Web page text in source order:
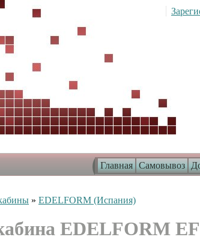
Главная Самовывоз
» EDELFORM (Испания)
EDELFORM